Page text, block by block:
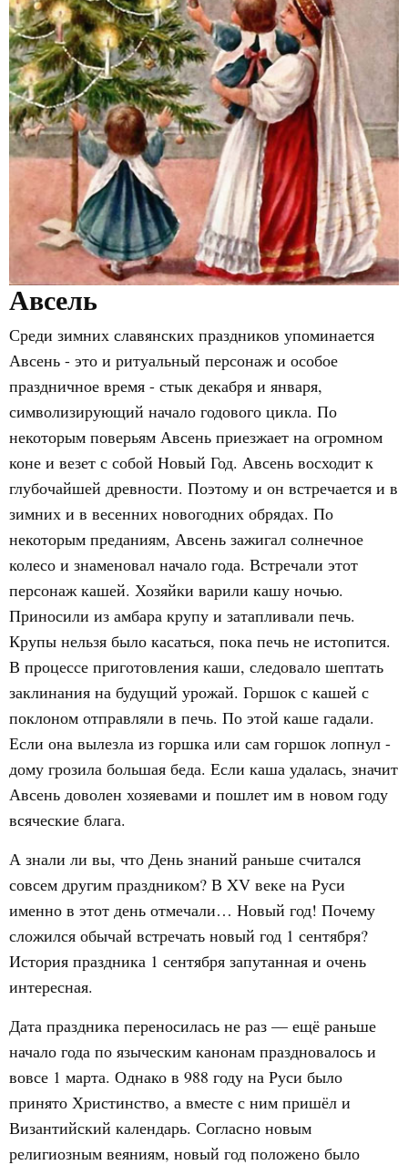
Авсель
Среди зимних славянских праздников упоминается
Авсень - это и ритуальный персонаж и особое
праздничное время - стык декабря и января,
символизирующий начало годового цикла. По
некоторым поверьям Авсень приезжает на огромном
коне и везет с собой Новый Год. Авсень восходит к
глубочайшей древности. Поэтому и он встречается и в
зимних и в весенних новогодних обрядах. По
некоторым преданиям, Авсень зажигал солнечное
колесо и знаменовал начало года. Встречали этот
персонаж кашей. Хозяйки варили кашу ночью.
Приносили из амбара крупу и затапливали печь.
Крупы нельзя было касаться, пока печь не истопится.
В процессе приготовления каши, следовало шептать
заклинания на будущий урожай. Горшок с кашей с
поклоном отправляли в печь. По этой каше гадали.
Если она вылезла из горшка или сам горшок лопнул -
дому грозила большая беда. Если каша удалась, значит
Авсень доволен хозяевами и пошлет им в новом году
всяческие блага.
А знали ли вы, что День знаний раньше считался
совсем другим праздником? В XV веке на Руси
именно в этот день отмечали… Новый год! Почему
сложился обычай встречать новый год 1 сентября?
История праздника 1 сентября запутанная и очень
интересная.
Дата праздника переносилась не раз — ещё раньше
начало года по языческим канонам праздновалось и
вовсе 1 марта. Однако в 988 году на Руси было
принято Христинство, а вместе с ним пришёл и
Византийский календарь. Согласно новым
религиозным веяниям, новый год положено было